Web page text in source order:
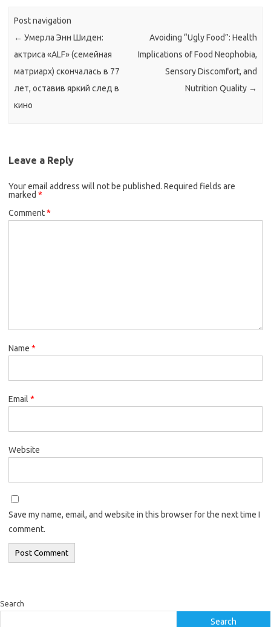
Post navigation
← Умерла Энн Шиден:
актриса «ALF» (семейная
матриарх) скончалась в 77
лет, оставив яркий след в
кино
Avoiding “Ugly Food”: Health
Implications of Food Neophobia,
Sensory Discomfort, and
Nutrition Quality →
Leave a Reply
Your email address will not be published. Required fields are
marked *
Comment*
Name *
Email *
Website
Save my name, email, and website in this browser for the next time I
comment.
Search
Search